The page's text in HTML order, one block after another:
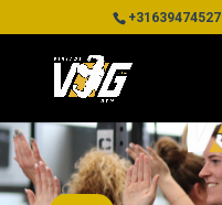
+31639474527